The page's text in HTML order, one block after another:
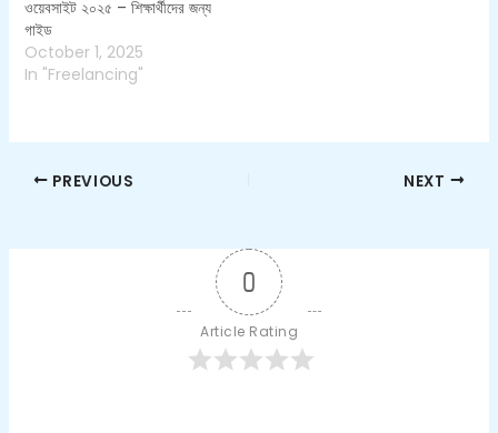
ওয়েবসাইট ২০২৫ – শিক্ষার্থীদের জন্য
গাইড
October 1, 2025
In "Freelancing"
PREVIOUS NEXT
0
Article Rating